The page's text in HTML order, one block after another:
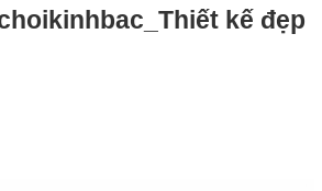
kế đẹp